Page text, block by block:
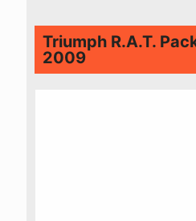
Triumph R.A.T.
2009